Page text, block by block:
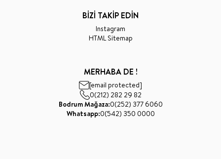
BİZİ TAKİP EDİN
Instagram
HTML Sitemap
MERHABA DE !
[email protected]
0(212) 282 29 82
Bodrum Mağaza:0(252) 377 6060
Whatsapp:0(542) 350 0000